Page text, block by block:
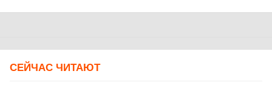
СЕЙЧАС ЧИТАЮТ